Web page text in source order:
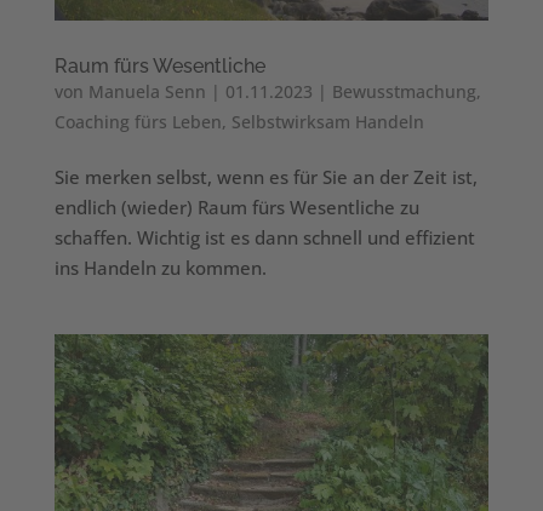
Raum fürs Wesentliche
von Manuela Senn | 01.11.2023 | Bewusstmachung,
Coaching fürs Leben, Selbstwirksam Handeln
Sie merken selbst, wenn es für Sie an der Zeit ist,
endlich (wieder) Raum fürs Wesentliche zu
schaffen. Wichtig ist es dann schnell und effizient
ins Handeln zu kommen.